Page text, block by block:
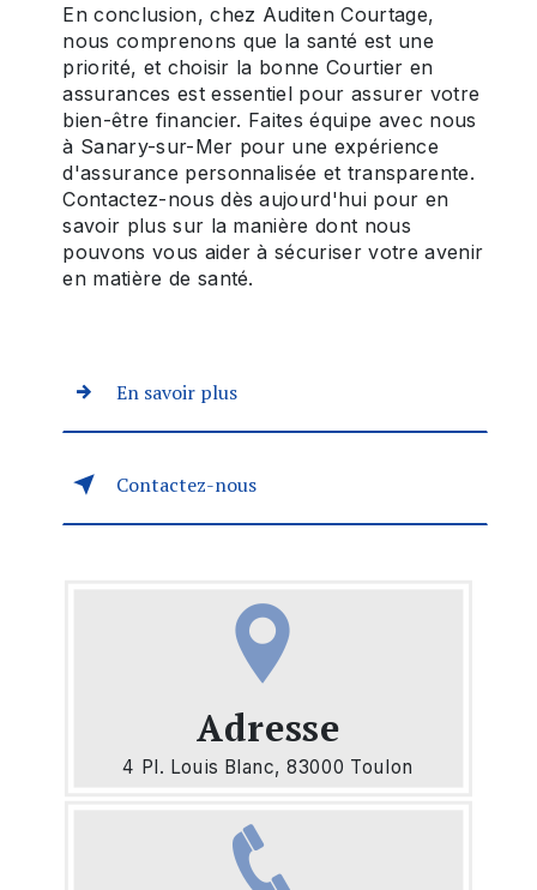
En conclusion, chez Auditen Courtage,
nous comprenons que la santé est une
priorité, et choisir la bonne Courtier en
assurances est essentiel pour assurer votre
bien-être financier. Faites équipe avec nous
à Sanary-sur-Mer pour une expérience
d'assurance personnalisée et transparente.
Contactez-nous dès aujourd'hui pour en
savoir plus sur la manière dont nous
pouvons vous aider à sécuriser votre avenir
en matière de santé.
En savoir plus
Contactez-nous
Adresse
4 Pl. Louis Blanc, 83000 Toulon